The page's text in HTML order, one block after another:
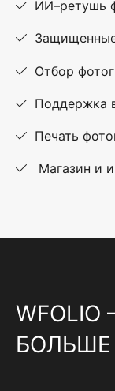
ИИ–ретушь
Отбор
Поддержка
Печать
Магазин и
WFOLIO